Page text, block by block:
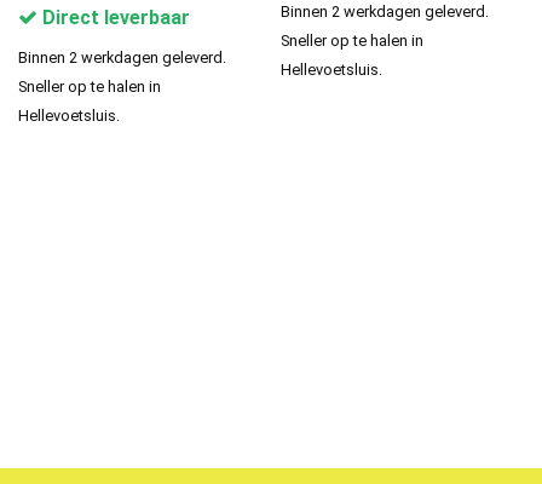
Direct leverbaar
Binnen 2 werkdagen geleverd.
Sneller op te halen in
Hellevoetsluis.
Binnen 2 werkdagen geleverd.
Sneller op te halen in
Hellevoetsluis.